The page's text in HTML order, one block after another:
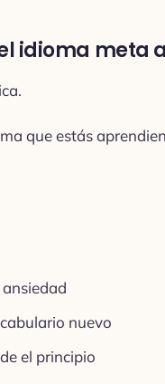
idioma meta
que estás
nuevo
el principio